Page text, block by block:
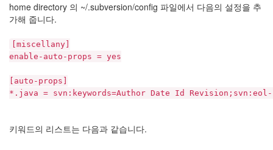
home directory 의 ~/.subversion/config 파일에서 다음의 설정을 추
가해 줍니다.
[miscellany]
enable-auto-props = yes
[auto-props]
*.java = svn:keywords=Author Date Id
키워드의 리스트는 다음과 같습니다.
안
녕
리
눅
스